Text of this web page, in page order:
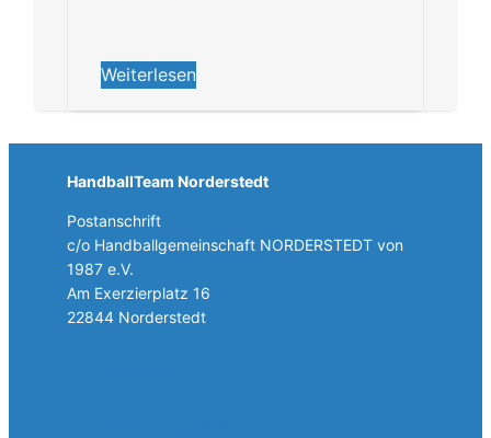
Weiterlesen
HandballTeam Norderstedt
Postanschrift
c/o Handballgemeinschaft NORDERSTEDT von
1987 e.V.
Am Exerzierplatz 16
22844 Norderstedt